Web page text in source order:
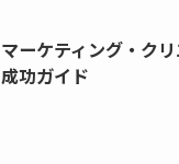
マーケティング・ク
成功ガイド